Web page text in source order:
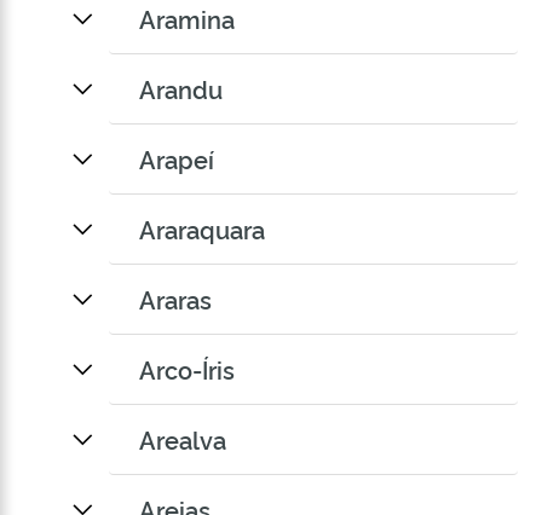
Aramina
Arandu
Arapeí
Araraquara
Araras
Arco-Íris
Arealva